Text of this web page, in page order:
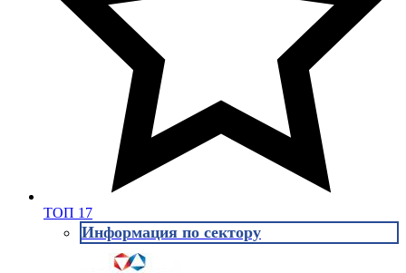
ТОП 17
Информация по сектору